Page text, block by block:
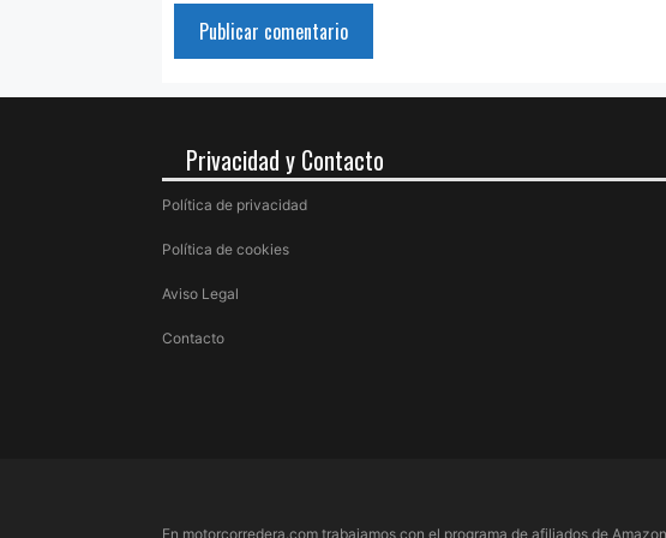
Privacidad y Contacto
Política de privacidad
Política de cookies
Aviso Legal
Contacto
En motorcorredera.com trabajamos con el programa de afiliados de